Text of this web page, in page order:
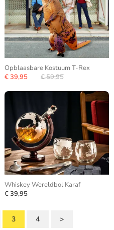
Opblaasbare Kostuum T-Rex
€ 39,95
€ 59,95
Whiskey Wereldbol Karaf
€ 39,95
3 4 >